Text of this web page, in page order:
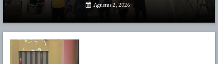
Agustus 2, 2026